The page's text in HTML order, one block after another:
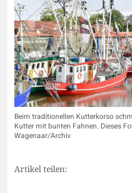
Beim traditionellen Kutterkorso
Kutter mit bunten Fahnen. Dieses
Wagenaar/Archiv
Artikel teilen: